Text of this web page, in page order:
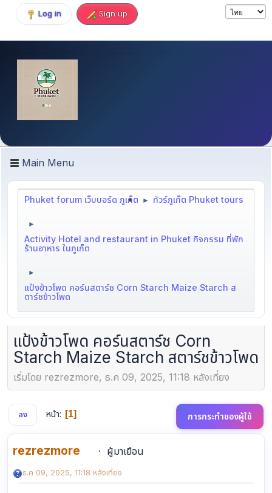
Log in Sign up
Main Menu
Phuket forum เว็บบอร์ด ภูเก็ต ► ทัวร์ภูเก็ต Phuket tours
►
Activity Hotel and restaurant in Phuket กิจกรรม ที่พัก
ร้านอาหาร ในภูเก็ต
►
แป้งข้าวโพด คอร์นสตาร์ช Corn Starch Maize Starch ส
ตาร์ชข้าวโพด
แป้งข้าวโพด คอร์นสตาร์ช Corn
Starch Maize Starch สตาร์ชข้าวโพด
เริ่มโดย rezrezmore, ธ.ค 09, 2025, 11:18 หลังเที่ยง
ลง หน้า 1 การกระทำของผู้ใช้
rezrezmore ผู้มาเยือน
ธ.ค 09, 2025, 11:18 หลังเที่ยง